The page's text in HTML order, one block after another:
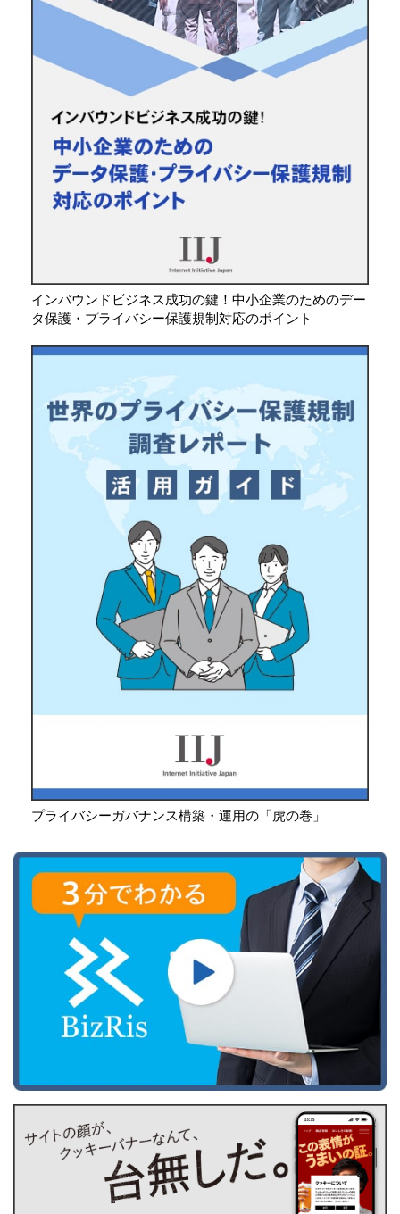
インバウンドビジネス成功の鍵！中小企業のためのデー
タ保護・プライバシー保護規制対応のポイント
プライバシーガバナンス構築・運用の「虎の巻」